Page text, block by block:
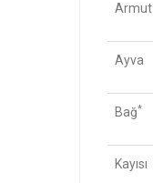
Armut
Ayva
Bağ*
Kayısı